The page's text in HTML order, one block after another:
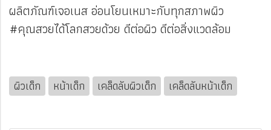
ผลิตภัณฑ์เจอเนส อ่อนโยนเหมาะกับทุกสภาพผิว
#คุณสวยได้โลกสวยด้วย ดีต่อผิว ดีต่อสิ่งแวดล้อม
ผิวเด็ก หน้าเด็ก เคล็ดลับผิวเด็ก เคล็ดลับหน้าเด็ก